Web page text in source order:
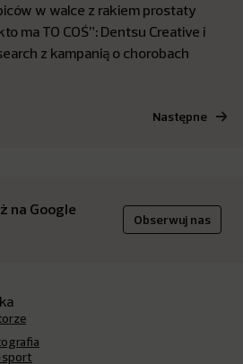
w walce z rakiem prostaty
ma TO COŚ”: Dentsu Creative i
z kampanią o chorobach
Następne
na Google
Obserwuj nas